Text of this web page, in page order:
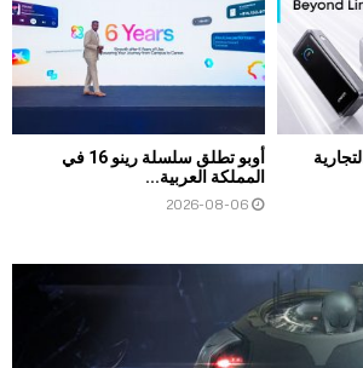
أوبو تطلق سلسلة رينو 16 في
المملكة العربية...
2026-08-06